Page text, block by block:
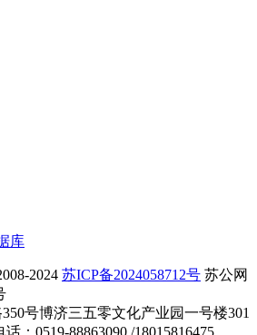
库
2024 苏ICP备2024058712号 苏公网
号博济三五零文化产业园一号楼301